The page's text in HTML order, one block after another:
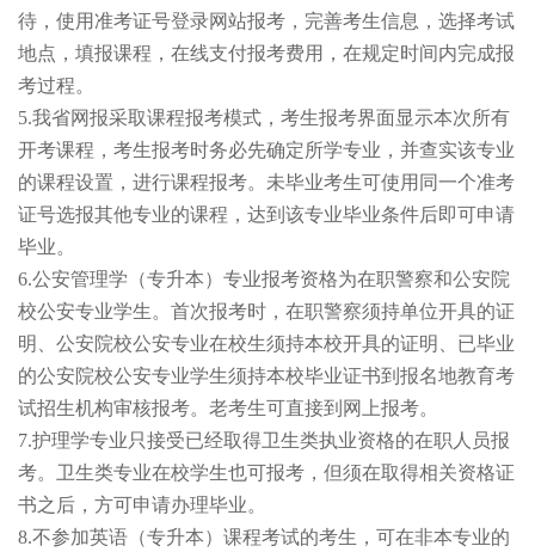
待，使用准考证号登录网站报考，完善考生信息，选择考试
地点，填报课程，在线支付报考费用，在规定时间内完成报
考过程。
5.我省网报采取课程报考模式，考生报考界面显示本次所有
开考课程，考生报考时务必先确定所学专业，并查实该专业
的课程设置，进行课程报考。未毕业考生可使用同一个准考
证号选报其他专业的课程，达到该专业毕业条件后即可申请
毕业。
6.公安管理学（专升本）专业报考资格为在职警察和公安院
校公安专业学生。首次报考时，在职警察须持单位开具的证
明、公安院校公安专业在校生须持本校开具的证明、已毕业
的公安院校公安专业学生须持本校毕业证书到报名地教育考
试招生机构审核报考。老考生可直接到网上报考。
7.护理学专业只接受已经取得卫生类执业资格的在职人员报
考。卫生类专业在校学生也可报考，但须在取得相关资格证
书之后，方可申请办理毕业。
8.不参加英语（专升本）课程考试的考生，可在非本专业的